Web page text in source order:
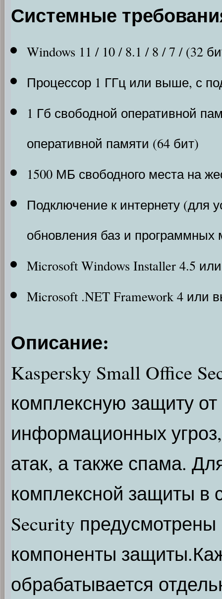
Системные
Windows 11 / 10 / 8.1 / 8 / 7 / (32
Процессор 1 ГГц или выше, с
1 Гб свободной оперативной
оперативной памяти (64 бит)
1500 МБ свободного места на
Подключение к интернету (для
обновления баз и программных
Microsoft Windows Installer 4.5
Microsoft .NET Framework 4 или
Описание:
Kaspersky Small Office
комплексную защиту
информационных
атак, а также спама.
комплексной защиты в
Security
компоненты
обрабатывается